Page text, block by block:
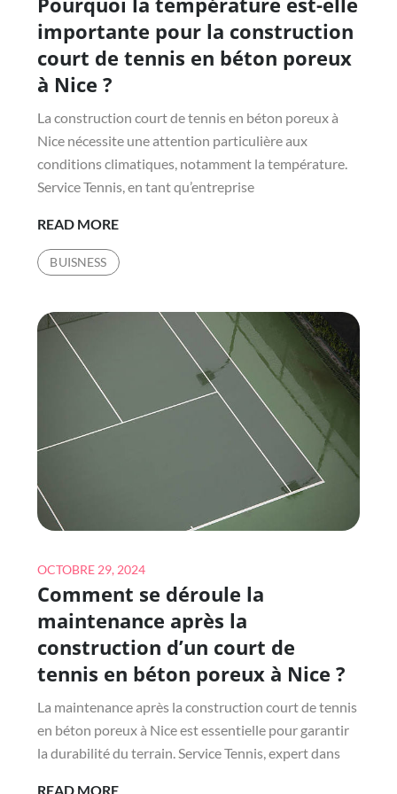
importante pour la construction
court de tennis en béton poreux
à Nice ?
La construction court de tennis en béton poreux à
Nice nécessite une attention particulière aux
conditions climatiques, notamment la température.
Service Tennis, en tant qu’entreprise
READ MOREPOURQUOI
TEMPÉRATURE
ELLE
IMPORTANTE
CONSTRUCTION
COURT
À
NICE
?
BUISNESS
Posted
on
OCTOBRE 29, 2024
Comment se déroule la
maintenance après la
construction d’un court de
tennis en béton poreux à Nice ?
La maintenance après la construction court de tennis
en béton poreux à Nice est essentielle pour garantir
la durabilité du terrain. Service Tennis, expert dans
READ MORECOMMENT